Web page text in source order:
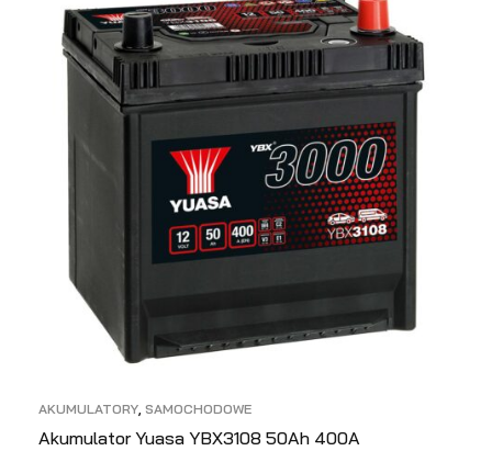
AKUMULATORY, SAMOCHODOWE
Akumulator Yuasa YBX3108 50Ah 400A